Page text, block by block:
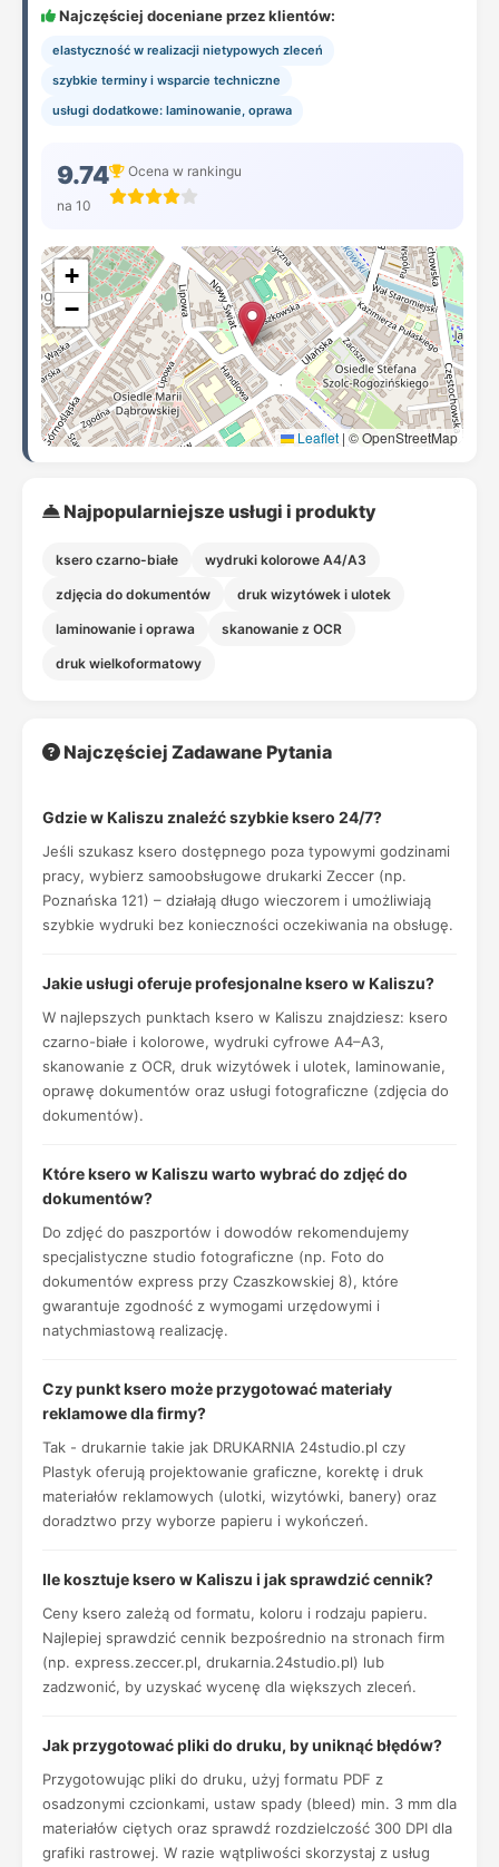
Najczęściej doceniane przez klientów:
elastyczność w realizacji nietypowych zleceń
szybkie terminy i wsparcie techniczne
usługi dodatkowe: laminowanie, oprawa
9.74
na 10
Ocena w rankingu
+
−
Leaflet | © OpenStreetMap
Najpopularniejsze usługi i produkty
ksero czarno-białe wydruki kolorowe A4/A3
zdjęcia do dokumentów druk wizytówek i ulotek
laminowanie i oprawa skanowanie z OCR
druk wielkoformatowy
Najczęściej Zadawane Pytania
Gdzie w Kaliszu znaleźć szybkie ksero 24/7?
Jeśli szukasz ksero dostępnego poza typowymi godzinami
pracy, wybierz samoobsługowe drukarki Zeccer (np.
Poznańska 121) – działają długo wieczorem i umożliwiają
szybkie wydruki bez konieczności oczekiwania na obsługę.
Jakie usługi oferuje profesjonalne ksero w Kaliszu?
W najlepszych punktach ksero w Kaliszu znajdziesz: ksero
czarno-białe i kolorowe, wydruki cyfrowe A4–A3,
skanowanie z OCR, druk wizytówek i ulotek, laminowanie,
oprawę dokumentów oraz usługi fotograficzne (zdjęcia do
dokumentów).
Które ksero w Kaliszu warto wybrać do zdjęć do
dokumentów?
Do zdjęć do paszportów i dowodów rekomendujemy
specjalistyczne studio fotograficzne (np. Foto do
dokumentów express przy Czaszkowskiej 8), które
gwarantuje zgodność z wymogami urzędowymi i
natychmiastową realizację.
Czy punkt ksero może przygotować materiały
reklamowe dla firmy?
Tak - drukarnie takie jak DRUKARNIA 24studio.pl czy
Plastyk oferują projektowanie graficzne, korektę i druk
materiałów reklamowych (ulotki, wizytówki, banery) oraz
doradztwo przy wyborze papieru i wykończeń.
Ile kosztuje ksero w Kaliszu i jak sprawdzić cennik?
Ceny ksero zależą od formatu, koloru i rodzaju papieru.
Najlepiej sprawdzić cennik bezpośrednio na stronach firm
(np. express.zeccer.pl, drukarnia.24studio.pl) lub
zadzwonić, by uzyskać wycenę dla większych zleceń.
Jak przygotować pliki do druku, by uniknąć błędów?
Przygotowując pliki do druku, użyj formatu PDF z
osadzonymi czcionkami, ustaw spady (bleed) min. 3 mm dla
materiałów ciętych oraz sprawdź rozdzielczość 300 DPI dla
grafiki rastrowej. W razie wątpliwości skorzystaj z usług